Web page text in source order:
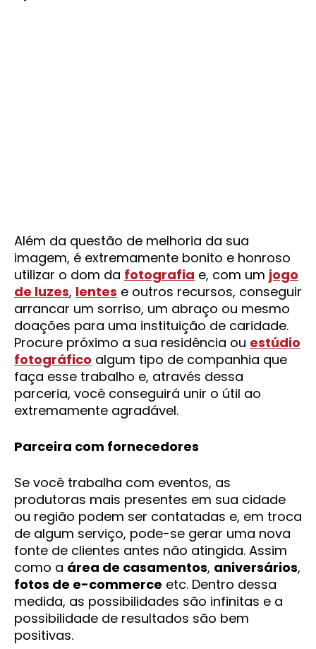
Além da questão de melhoria da sua
imagem, é extremamente bonito e honroso
utilizar o dom da fotografia e, com um jogo
de luzes, lentes e outros recursos, conseguir
arrancar um sorriso, um abraço ou mesmo
doações para uma instituição de caridade.
Procure próximo a sua residência ou estúdio
fotográfico algum tipo de companhia que
faça esse trabalho e, através dessa
parceria, você conseguirá unir o útil ao
extremamente agradável.
Parceira com fornecedores
Se você trabalha com eventos, as
produtoras mais presentes em sua cidade
ou região podem ser contatadas e, em troca
de algum serviço, pode-se gerar uma nova
fonte de clientes antes não atingida. Assim
como a área de casamentos, aniversários,
fotos de e-commerce etc. Dentro dessa
medida, as possibilidades são infinitas e a
possibilidade de resultados são bem
positivas.